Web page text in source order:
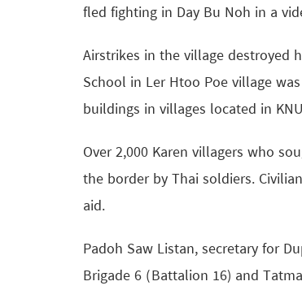
fled fighting in Day Bu Noh in a
Airstrikes in the village destroyed
School in Ler Htoo Poe village
buildings in villages located in
Over 2,000 Karen villagers who
the border by Thai soldiers.
aid.
Padoh Saw Listan, secretary for
Brigade 6 (Battalion 16) and